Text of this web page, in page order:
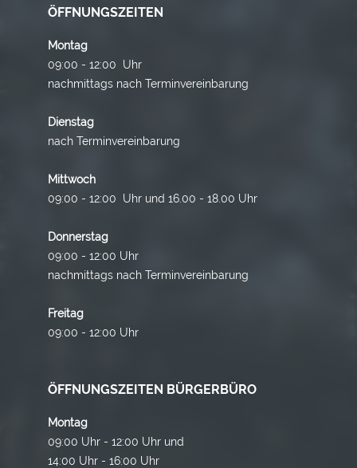
ÖFFNUNGSZEITEN
Montag
09:00 - 12:00 Uhr
nachmittags nach Terminvereinbarung
Dienstag
nach Terminvereinbarung
Mittwoch
09:00 - 12:00 Uhr und 16.00 - 18.00 Uhr
Donnerstag
09:00 - 12:00 Uhr
nachmittags nach Terminvereinbarung
Freitag
09:00 - 12:00 Uhr
ÖFFNUNGSZEITEN BÜRGERBÜRO
Montag
09:00 Uhr - 12:00 Uhr und
14:00 Uhr - 16:00 Uhr